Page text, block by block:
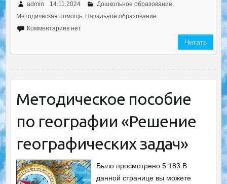
admin 14.11.2024 Дошкольное образование,
Методическая помощь, Начальное образование
Комментариев нет
Читать
Методическое пособие
по географии «Решение
географических задач»
Было просмотрено 5 183 В
данной странице вы можете